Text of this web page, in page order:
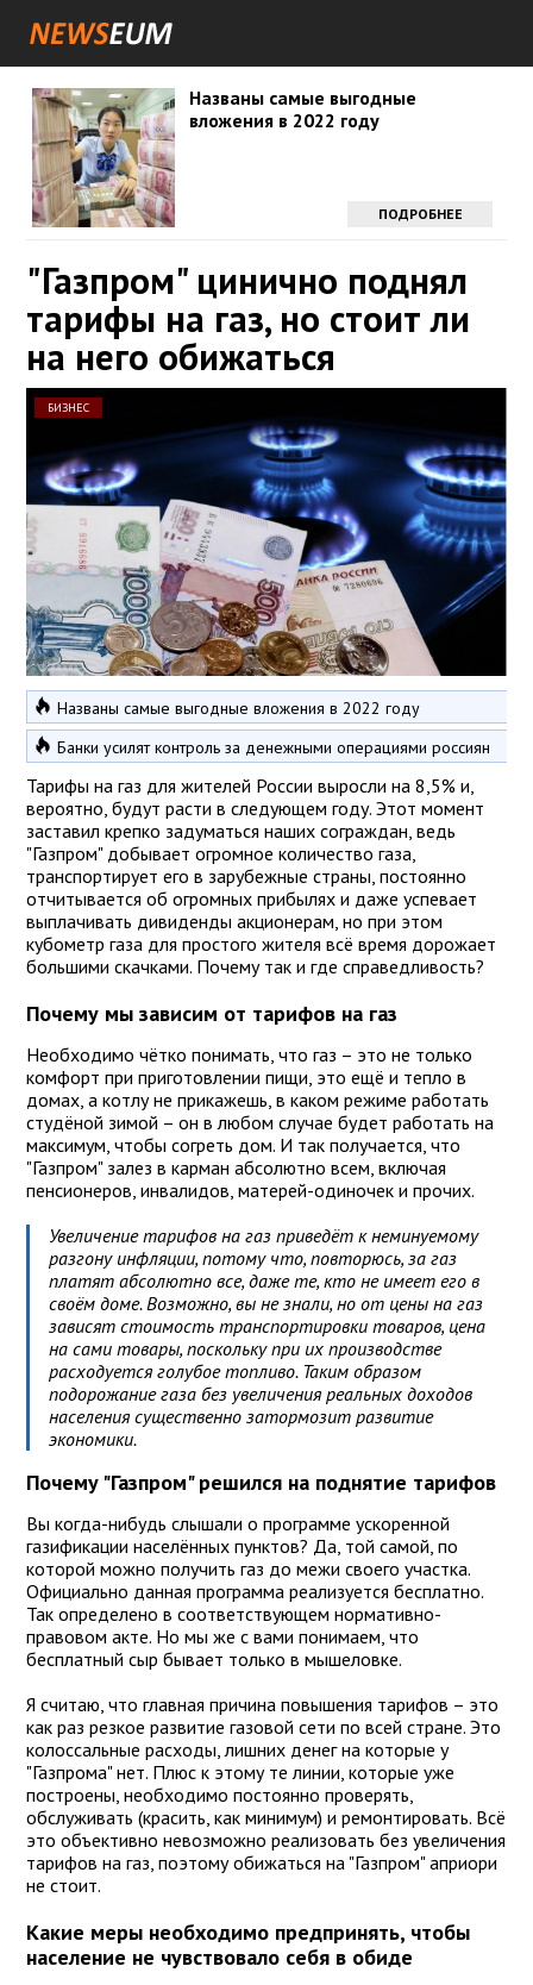
Названы самые выгодные
вложения в 2022 году
ПОДРОБНЕЕ
"Газпром" цинично поднял
тарифы на газ, но стоит ли
на него обижаться
БИЗНЕС
Названы самые выгодные вложения в 2022 году
Банки усилят контроль за денежными операциями россиян
Тарифы на газ для жителей России выросли на 8,5% и,
вероятно, будут расти в следующем году. Этот момент
заставил крепко задуматься наших сограждан, ведь
"Газпром" добывает огромное количество газа,
транспортирует его в зарубежные страны, постоянно
отчитывается об огромных прибылях и даже успевает
выплачивать дивиденды акционерам, но при этом
кубометр газа для простого жителя всё время дорожает
большими скачками. Почему так и где справедливость?
Почему мы зависим от тарифов на газ
Необходимо чётко понимать, что газ – это не только
комфорт при приготовлении пищи, это ещё и тепло в
домах, а котлу не прикажешь, в каком режиме работать
студёной зимой – он в любом случае будет работать на
максимум, чтобы согреть дом. И так получается, что
"Газпром" залез в карман абсолютно всем, включая
пенсионеров, инвалидов, матерей-одиночек и прочих.
Увеличение тарифов на газ приведёт к неминуемому
разгону инфляции, потому что, повторюсь, за газ
платят абсолютно все, даже те, кто не имеет его в
своём доме. Возможно, вы не знали, но от цены на газ
зависят стоимость транспортировки товаров, цена
на сами товары, поскольку при их производстве
расходуется голубое топливо. Таким образом
подорожание газа без увеличения реальных доходов
населения существенно затормозит развитие
экономики.
Почему "Газпром" решился на поднятие тарифов
Вы когда-нибудь слышали о программе ускоренной
газификации населённых пунктов? Да, той самой, по
которой можно получить газ до межи своего участка.
Официально данная программа реализуется бесплатно.
Так определено в соответствующем нормативно-
правовом акте. Но мы же с вами понимаем, что
бесплатный сыр бывает только в мышеловке.
Я считаю, что главная причина повышения тарифов – это
как раз резкое развитие газовой сети по всей стране. Это
колоссальные расходы, лишних денег на которые у
"Газпрома" нет. Плюс к этому те линии, которые уже
построены, необходимо постоянно проверять,
обслуживать (красить, как минимум) и ремонтировать. Всё
это объективно невозможно реализовать без увеличения
тарифов на газ, поэтому обижаться на "Газпром" априори
не стоит.
Какие меры необходимо предпринять, чтобы
население не чувствовало себя в обиде